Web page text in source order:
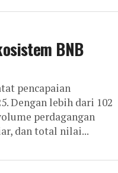
BNB
pencapaian
Dengan lebih dari 102
perdagangan
dan total nilai...